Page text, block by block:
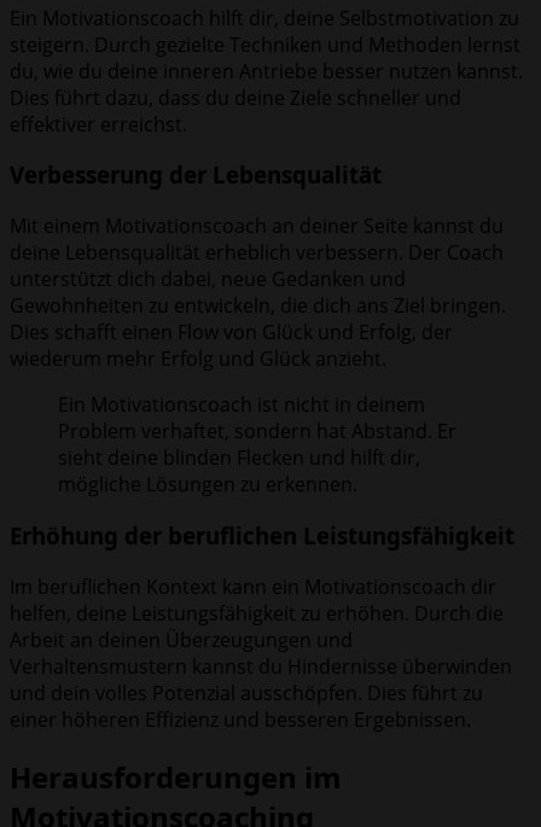
Ein Motivationscoach hilft dir, deine Selbstmotivation zu
steigern. Durch gezielte Techniken und Methoden lernst
du, wie du deine inneren Antriebe besser nutzen kannst.
Dies führt dazu, dass du deine Ziele schneller und
effektiver erreichst.
Verbesserung der Lebensqualität
Mit einem Motivationscoach an deiner Seite kannst du
deine Lebensqualität erheblich verbessern. Der Coach
unterstützt dich dabei, neue Gedanken und
Gewohnheiten zu entwickeln, die dich ans Ziel bringen.
Dies schafft einen Flow von Glück und Erfolg, der
wiederum mehr Erfolg und Glück anzieht.
Ein Motivationscoach ist nicht in deinem
Problem verhaftet, sondern hat Abstand. Er
sieht deine blinden Flecken und hilft dir,
mögliche Lösungen zu erkennen.
Erhöhung der beruflichen Leistungsfähigkeit
Im beruflichen Kontext kann ein Motivationscoach dir
helfen, deine Leistungsfähigkeit zu erhöhen. Durch die
Arbeit an deinen Überzeugungen und
Verhaltensmustern kannst du Hindernisse überwinden
und dein volles Potenzial ausschöpfen. Dies führt zu
einer höheren Effizienz und besseren Ergebnissen.
Herausforderungen im
Motivationscoaching